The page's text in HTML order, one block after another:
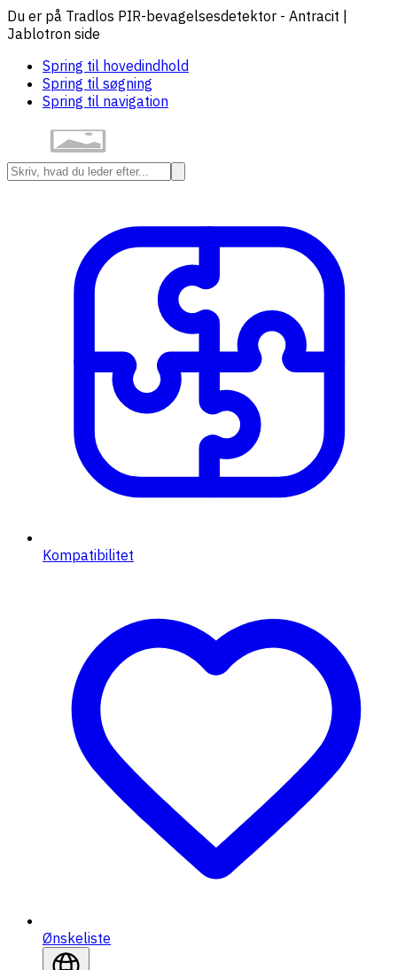
Du er på Tradlos PIR-bevagelsesdetektor - Antracit |
Jablotron side
Spring til hovedindhold
Spring til søgning
Spring til navigation
Kompatibilitet
Ønskeliste